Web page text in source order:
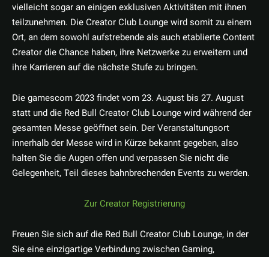
vielleicht sogar an einigen exklusiven Aktivitäten mit ihnen
teilzunehmen. Die Creator Club Lounge wird somit zu einem
Ort, an dem sowohl aufstrebende als auch etablierte Content
Creator die Chance haben, ihre Netzwerke zu erweitern und
ihre Karrieren auf die nächste Stufe zu bringen.
Die gamescom 2023 findet vom 23. August bis 27. August
statt und die Red Bull Creator Club Lounge wird während der
gesamten Messe geöffnet sein. Der Veranstaltungsort
innerhalb der Messe wird in Kürze bekannt gegeben, also
halten Sie die Augen offen und verpassen Sie nicht die
Gelegenheit, Teil dieses bahnbrechenden Events zu werden.
Zur Creator Registrierung
Freuen Sie sich auf die Red Bull Creator Club Lounge, in der
Sie eine einzigartige Verbindung zwischen Gaming,